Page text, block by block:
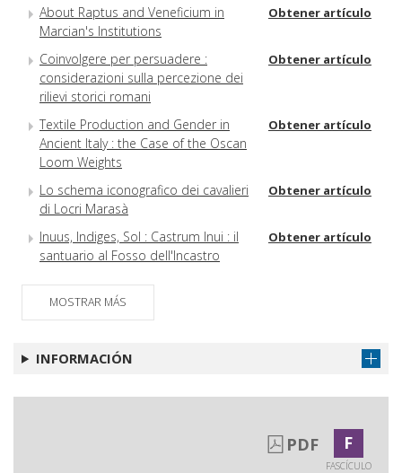
About Raptus and Veneficium in
Marcian's Institutions
Obtener artículo
Coinvolgere per persuadere :
considerazioni sulla percezione dei
rilievi storici romani
Obtener artículo
Textile Production and Gender in
Ancient Italy : the Case of the Oscan
Loom Weights
Obtener artículo
Lo schema iconografico dei cavalieri
di Locri Marasà
Obtener artículo
Inuus, Indiges, Sol : Castrum Inui : il
santuario al Fosso dell'Incastro
Obtener artículo
L'ospite greco e il re indigeno :
riflessioni sul mito di Busiride
Stamnoide Ollae des 8. bis 6.
Jahrhunderts v. Chr. aus Kampanien,
Obtener artículo
Obtener artículo
MOSTRAR MÁS
INFORMACIÓN
PDF F
FASCÍCULO